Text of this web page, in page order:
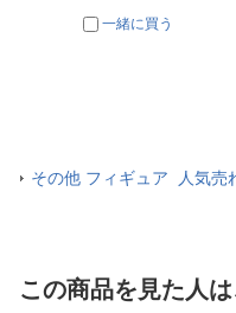
一緒に買う
その他 フィギュア 人気売
この商品を見た人